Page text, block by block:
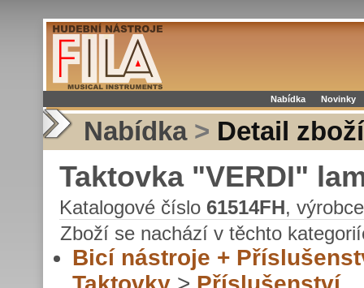
Nabídka Novinky
Nabídka > Detail zboží
Taktovka "VERDI"
Katalogové číslo 61514FH,
Zboží se nachází v těchto
Bicí nástroje +